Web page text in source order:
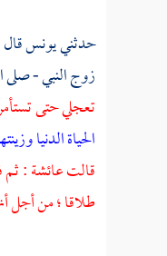
حدثنييونس
زوج النبي -
تعجلي حتى
الحياة الدنيا
قالتعائشة: ثم
طلاقا ؛ من أجل